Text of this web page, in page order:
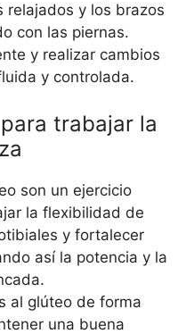
relajados y los brazos
con las piernas.
y realizar cambios
y controlada.
trabajar la
son un ejercicio
la flexibilidad de
y fortalecer
así la potencia y la
al glúteo de forma
una buena